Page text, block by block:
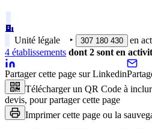
Unité légale ‣ 307 180 430
en
4 établissements dont 2 sont en
Partager cette page sur Linkedin
Télécharger un QR Code à
devis, pour partager cette page
Imprimer cette page ou la